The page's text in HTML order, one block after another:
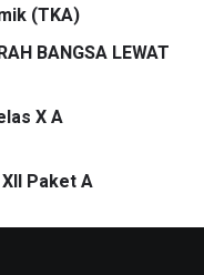
(TKA)
BANGSA LEWAT
X A
Paket A